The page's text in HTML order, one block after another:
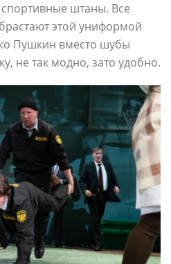
штаны. Все
этой униформой
Пушкин вместо шубы
не так модно, зато удобно.